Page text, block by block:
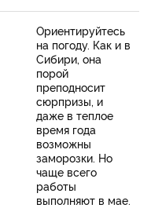
Ориентируйтесь
на погоду. Как и в
Сибири, она
порой
преподносит
сюрпризы, и
даже в теплое
время года
возможны
заморозки. Но
чаще всего
работы
выполняют в мае.